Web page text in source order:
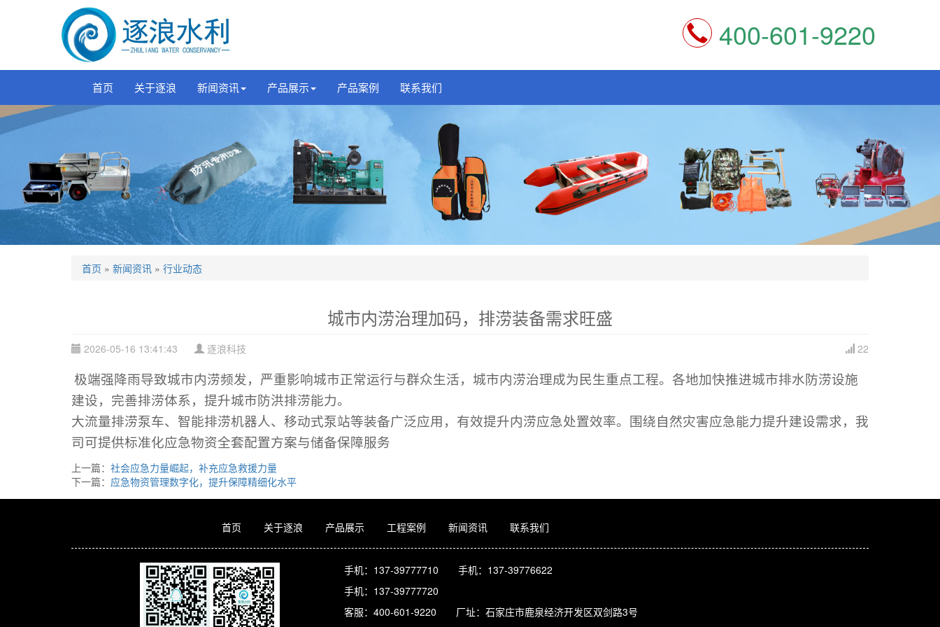
400-601-9220
首页 关于逐浪 新闻资讯 产品展示 产品案例 联系我们
首页 » 新闻资讯 » 行业动态
城市内涝治理加码，排涝装备需求旺盛
22
2026-05-16 13:41:43 逐浪科技
极端强降雨导致城市内涝频发，严重影响城市正常运行与群众生活，城市内涝治理成为民生重点工程。各地加快推进城市排水防涝设施
建设，完善排涝体系，提升城市防洪排涝能力。
大流量排涝泵车、智能排涝机器人、移动式泵站等装备广泛应用，有效提升内涝应急处置效率。围绕自然灾害应急能力提升建设需求，我
司可提供标准化应急物资全套配置方案与储备保障服务
上一篇： 社会应急力量崛起，补充应急救援力量
下一篇： 应急物资管理数字化，提升保障精细化水平
首页 关于逐浪 产品展示 工程案例 新闻资讯 联系我们
手机：137-39777710
手机：137-39776622
手机：137-39777720
客服：400-601-9220
厂址：石家庄市鹿泉经济开发区双剑路3号